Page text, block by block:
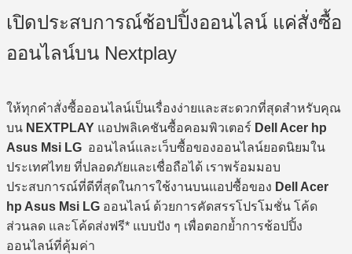
เปิดประสบการณ์ช้อปปิ้งออนไลน์ แค่สั่งซื้อ
ออนไลน์บน Nextplay
ให้ทุกคำสั่งซื้อออนไลน์เป็นเรื่องง่ายและสะดวกที่สุดสำหรับคุณ
บน NEXTPLAY แอปพลิเคชันซื้อคอมพิวเตอร์ Dell Acer hp
Asus Msi LG ออนไลน์และเว็บซื้อของออนไลน์ยอดนิยมใน
ประเทศไทย ที่ปลอดภัยและเชื่อถือได้ เราพร้อมมอบ
ประสบการณ์ที่ดีที่สุดในการใช้งานบนแอปซื้อของ Dell Acer
hp Asus Msi LG ออนไลน์ ด้วยการคัดสรรโปรโมชั่น โค้ด
ส่วนลด และโค้ดส่งฟรี* แบบปัง ๆ เพื่อตอกย้ำการช้อปปิ้ง
ออนไลน์ที่คุ้มค่า